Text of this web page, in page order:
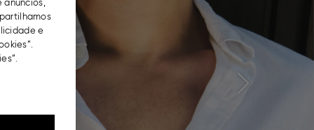
Next
anúncios,
e